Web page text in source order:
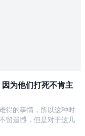
为他们打死不肯主
得的事情，所以这种时
留遗憾，但是对于这几